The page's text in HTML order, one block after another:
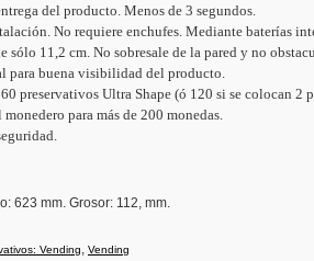
del producto. Menos de 3 segundos.
No requiere enchufes. Mediante baterías
sólo 11,2 cm. No sobresale de la pared y no
para buena visibilidad del producto.
preservativos Ultra Shape (ó 120 si se colocan 2
para más de 200 monedas.
623 mm. Grosor: 112, mm.
Vending Vending